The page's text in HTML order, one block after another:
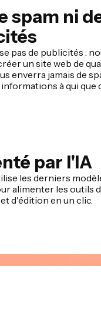
spam ni
pas de publicités :
un site web de
enverra jamais de
à qui que
par l'IA
les derniers
alimenter les outils
d'édition en un clic.